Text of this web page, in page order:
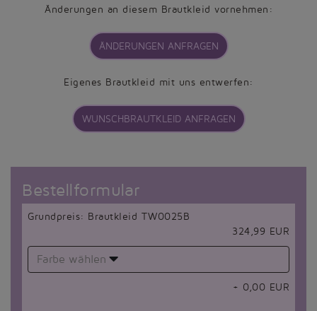
Änderungen an diesem Brautkleid vornehmen:
ÄNDERUNGEN ANFRAGEN
Eigenes Brautkleid mit uns entwerfen:
WUNSCHBRAUTKLEID ANFRAGEN
Bestellformular
Grundpreis: Brautkleid TW0025B
324,99 EUR
Farbe wählen
+ 0,00 EUR